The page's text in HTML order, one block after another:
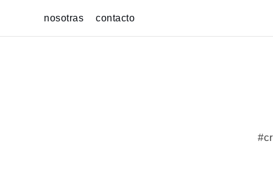
content
nosotras contacto